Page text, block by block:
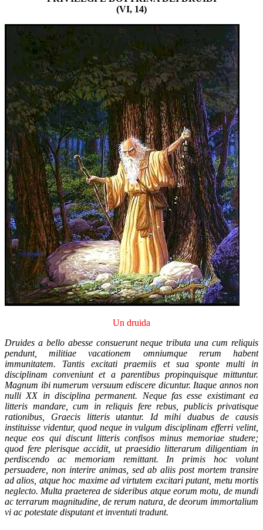
(VI, 14)
Un druida
Druides a bello abesse consuerunt neque tributa una cum reliquis
pendunt, militiae vacationem omniumque rerum habent
immunitatem. Tantis excitati praemiis et sua sponte multi in
disciplinam conveniunt et a parentibus propinquisque mittuntur.
Magnum ibi numerum versuum ediscere dicuntur. Itaque annos non
nulli XX in disciplina permanent. Neque fas esse existimant ea
litteris mandare, cum in reliquis fere rebus, publicis privatisque
rationibus, Graecis litteris utantur. Id mihi duabus de causis
instituisse videntur, quod neque in vulgum disciplinam efferri velint,
neque eos qui discunt litteris confisos minus memoriae studere;
quod fere plerisque accidit, ut praesidio litterarum diligentiam in
perdiscendo ac memoriam remittant. In primis hoc volunt
persuadere, non interire animas, sed ab aliis post mortem transire
ad alios, atque hoc maxime ad virtutem excitari putant, metu mortis
neglecto. Multa praeterea de sideribus atque eorum motu, de mundi
ac terrarum magnitudine, de rerum natura, de deorum immortalium
vi ac potestate disputant et inventuti tradunt.